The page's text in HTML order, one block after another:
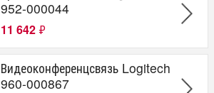
952-000044
11 642 ₽
Видеоконференцсвязь Logitech
960-000867